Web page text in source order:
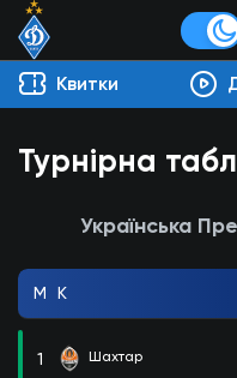
Квитки
Турнірна
Українська
М К
1 Шахтар